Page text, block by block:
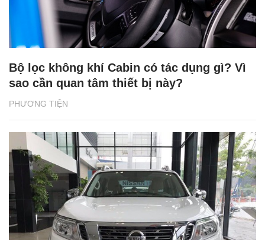
PHƯƠNG TIỆN
Bộ lọc không khí Cabin có tác dụng gì? Vì
sao cần quan tâm thiết bị này?